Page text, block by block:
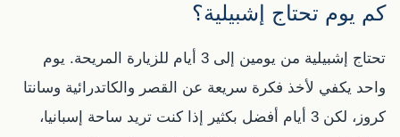
كم يوم تحتاج إشبيلية؟
تحتاج إشبيلية من يومين إلى 3 أيام للزيارة المريحة. يوم
واحد يكفي لأخذ فكرة سريعة عن القصر والكاتدرائية وسانتا
كروز، لكن 3 أيام أفضل بكثير إذا كنت تريد ساحة إسبانيا،